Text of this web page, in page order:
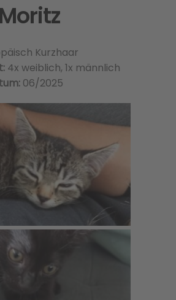
Kurzhaar
4x weiblich, 1x männlich
06/2025